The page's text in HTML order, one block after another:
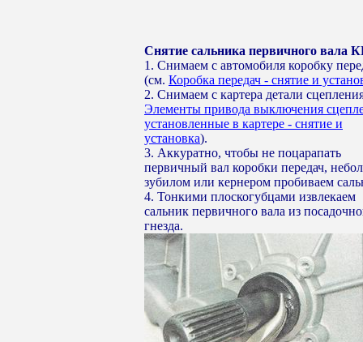
Снятие сальника первичного вала
1. Снимаем с автомобиля коробку
(см. Коробка передач - снятие и
2. Снимаем с картера детали
Элементы привода выключения
установленные в картере - снятие и
установка).
3. Аккуратно, чтобы не поцарапать
первичный вал коробки передач,
зубилом или кернером пробиваем
4. Тонкими плоскогубцами извлекаем
сальник первичного вала из
гнезда.